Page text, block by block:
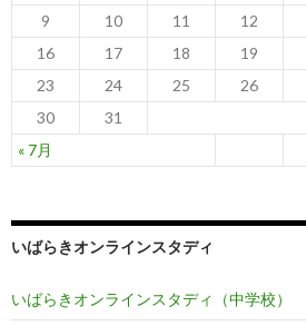
« 7月
9
10 11 12
16
17 18 19
23
24 25 26
30
31
いばらきオンラインスタディ
いばらきオンラインスタディ（中学校）